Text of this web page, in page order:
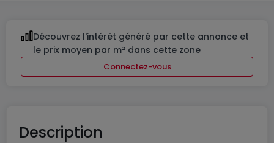
Découvrez l'intérêt généré par cette annonce et
le prix moyen par m² dans cette zone
Connectez-vous
Description